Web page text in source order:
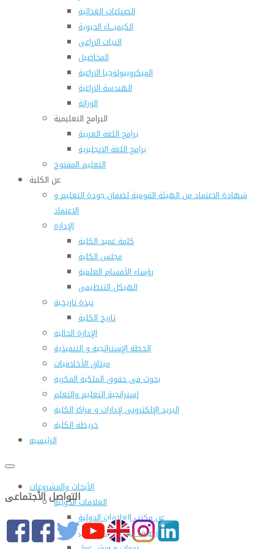
الصناعات الغذائية
الكيميـــاء الحيوية
النبات الزراعى
المحاصيل
الميكروبيولوجيا الزراعية
الهندسة الزراعية
الوراثة
البرامج التعليمية
برامج اللغة العربية
برامج اللغة الانجليزية
التعليم المفتوح
عن الكلية
شهادة الاعتماد من الهيئة القومية لضمان جودة التعليم و
الاعتماد
الإدارة
كلمة عميد الكلية
مجلس الكلية
رؤساء الأقسام العلمية
الهيكل التنظيمى
نبذة تاريخية
تاريخ الكلية
الإدارة الحالية
الخطة الإستراتجية و التنفيذية
ميثاق الأخلاقيات
بحوث فى حقوق الملكية الفكرية
إستراتجية التعليم والتعلم
البريد الإلكترونى لإدارات و مراكز الكلية
خريطة الكلية
الرئيسيه
الأبحاث والمشروعات
العلاقات الدولية
عن مكتب العلاقات الدولية
التوصيف الوظيفى للمكتب
التواصل الأجتماعى